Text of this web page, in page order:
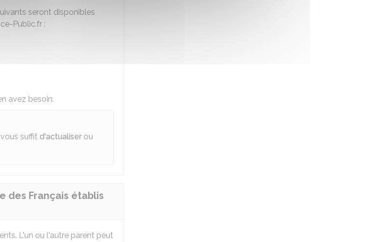
seront disponibles
Public.fr :
avez besoin.
suffit d'actualiser ou
des Français établis
L'un ou l'autre parent peut